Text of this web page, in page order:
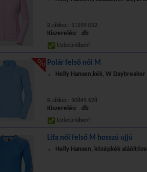
B.cikksz.: 51599 052
Kiszerelés: db
Üzletünkben!
Polár felső női M
Helly Hansen,kék, W
B.cikksz.: 50845 628
Kiszerelés: db
Üzletünkben!
Lifa női felső M hosszú ujjú
Helly Hansen, középkék